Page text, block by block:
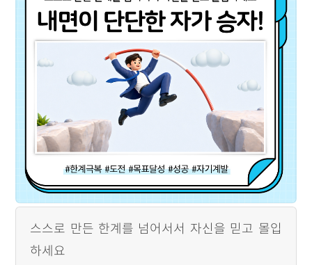
스스로 만든 한계를 넘어서서 자신을 믿고 몰입
하세요